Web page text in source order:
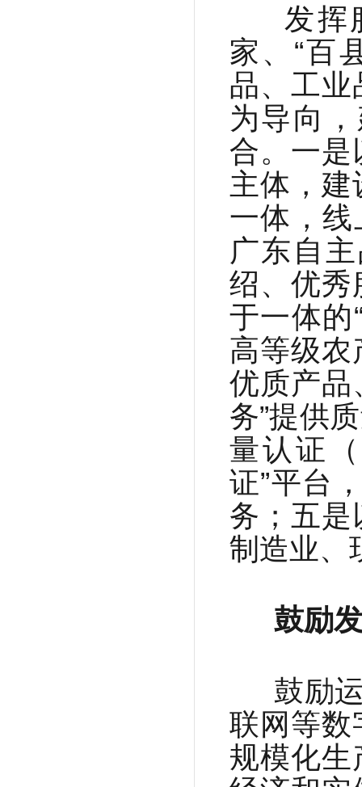
发挥
家、“百
品、工业
为导向
合。一是
主体，
一体，线
广东自
绍、优秀
于一体的
高等级农
优质产品
务”提供
量认证
证”平台
务；五是
制造业、
鼓励发
鼓励运
联网等数
规模化生